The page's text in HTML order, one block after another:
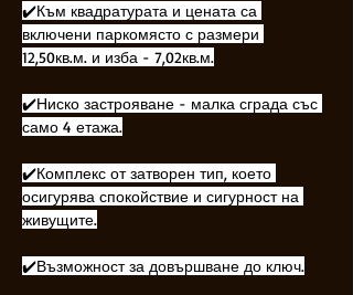
✔️Към квадратурата и цената са
включени паркомясто с размери
12,50кв.м. и изба - 7,02кв.м.
✔️Ниско застрояване - малка сграда със
само 4 етажа.
✔️Комплекс от затворен тип, което
осигурява спокойствие и сигурност на
живущите.
✔️Възможност за довършване до ключ.